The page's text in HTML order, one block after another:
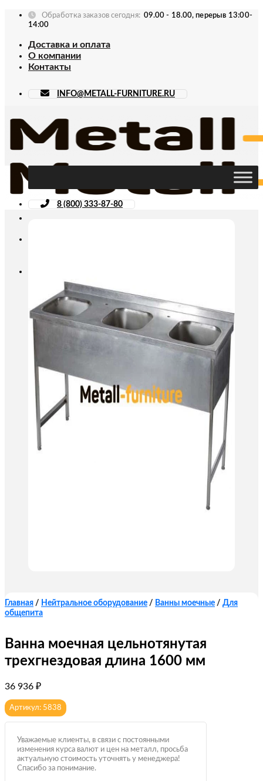
Skip
Обработка заказов сегодня: 09.00 - 18.00, перерыв 13:00-
14:00
Доставка и оплата
О компании
Контакты
INFO@METALL-FURNITURE.RU
8 (800) 333-87-80
Главная / Нейтральное оборудование / Ванны моечные / Для
общепита
Ванна моечная цельнотянутая
трехгнездовая длина 1600 мм
36 936 ₽
Артикул: 5838
Уважаемые клиенты, в связи с постоянными
изменения курса валют и цен на металл, просьба
актуальную стоимость уточнять у менеджера!
Спасибо за понимание.